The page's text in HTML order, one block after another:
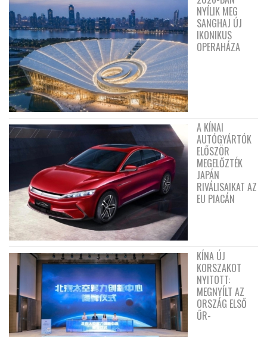
NYÍLIK MEG
SANGHAJ ÚJ
IKONIKUS
OPERAHÁZA
A KÍNAI
AUTÓGYÁRTÓK
ELŐSZÖR
MEGELŐZTÉK
JAPÁN
RIVÁLISAIKAT AZ
EU PIACÁN
KÍNA ÚJ
KORSZAKOT
NYITOTT:
MEGNYÍLT AZ
ORSZÁG ELSŐ
ŰR-